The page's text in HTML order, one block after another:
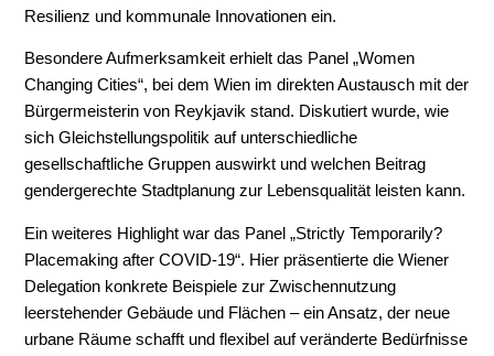
Resilienz und kommunale Innovationen ein.
Besondere Aufmerksamkeit erhielt das Panel „Women
Changing Cities“, bei dem Wien im direkten Austausch mit der
Bürgermeisterin von Reykjavik stand. Diskutiert wurde, wie
sich Gleichstellungspolitik auf unterschiedliche
gesellschaftliche Gruppen auswirkt und welchen Beitrag
gendergerechte Stadtplanung zur Lebensqualität leisten kann.
Ein weiteres Highlight war das Panel „Strictly Temporarily?
Placemaking after COVID-19“. Hier präsentierte die Wiener
Delegation konkrete Beispiele zur Zwischennutzung
leerstehender Gebäude und Flächen – ein Ansatz, der neue
urbane Räume schafft und flexibel auf veränderte Bedürfnisse